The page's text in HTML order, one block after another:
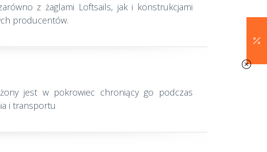
z żaglami Loftsails, jak i konstrukcjami
producentów.
jest w pokrowiec chroniący go podczas
i transportu